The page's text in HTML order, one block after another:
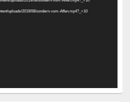
uploads/2019/08/sondern-vom-Affen.mp4?_=10